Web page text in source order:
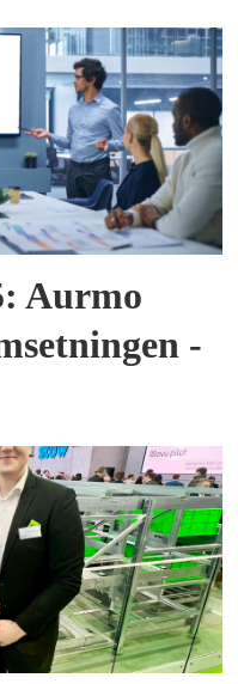
Aurmo
-